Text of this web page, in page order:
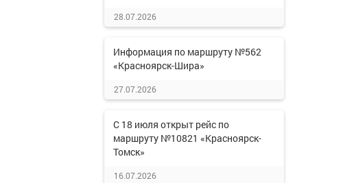
28.07.2026
Информация по маршруту №562
«Красноярск-Шира»
27.07.2026
С 18 июля открыт рейс по
маршруту №10821 «Красноярск-
Томск»
16.07.2026